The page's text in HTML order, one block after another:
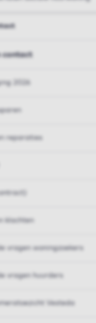
contact
2026
reparaties
klachten
vragen woningzoekers
vragen huurders
Vesteda